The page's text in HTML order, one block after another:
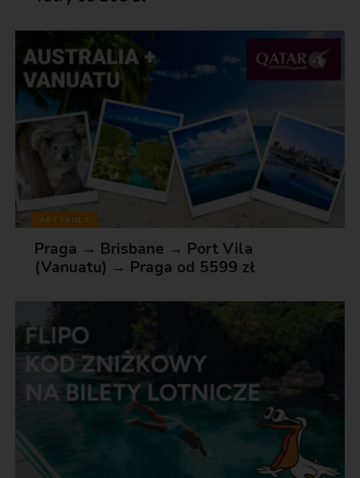
ARTYKUŁY
Praga → Brisbane → Port Vila
(Vanuatu) → Praga od 5599 zł